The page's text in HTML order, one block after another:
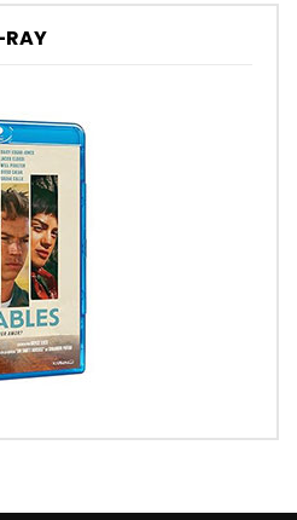
RAY